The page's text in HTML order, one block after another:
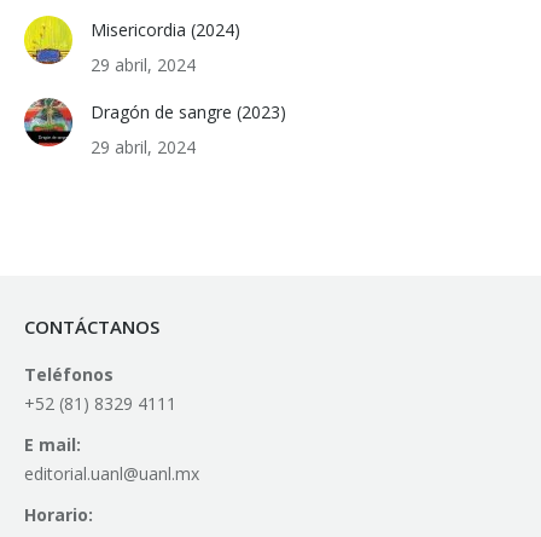
Misericordia (2024)
29 abril, 2024
Dragón de sangre (2023)
29 abril, 2024
CONTÁCTANOS
Teléfonos
+52 (81) 8329 4111
E mail:
editorial.uanl@uanl.mx
Horario: